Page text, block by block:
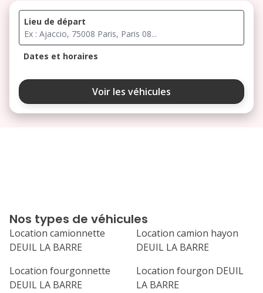
Lieu de départ
Dates et horaires
août 2026
ma me
24 25 26
31
septembre 2026
lu me
Voir les véhicules
Nos types de véhicules
Location camionnette
DEUIL LA BARRE
Location camion hayon
DEUIL LA BARRE
Location fourgonnette
DEUIL LA BARRE
Location fourgon DEUIL
LA BARRE